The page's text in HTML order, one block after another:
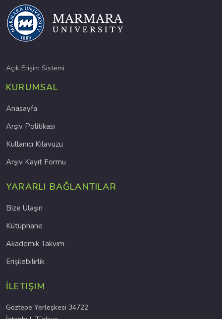
Açık Erişim Sistemi
KURUMSAL
Anasayfa
Arşiv Politikası
Kullanıcı Kılavuzu
Arşiv Kayıt Formu
YARARLI BAĞLANTILAR
Bize Ulaşın
Kütüphane
Akademik Takvim
Erişilebilirlik
İLETIŞIM
Göztepe Yerleşkesi 34722